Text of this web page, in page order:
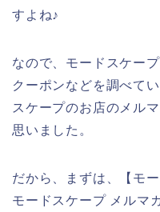
すよね♪
なので、モードスケー
クーポンなどを調べて
スケープのお店のメル
思いました。
だから、まずは、【モ
モードスケープ メルマ